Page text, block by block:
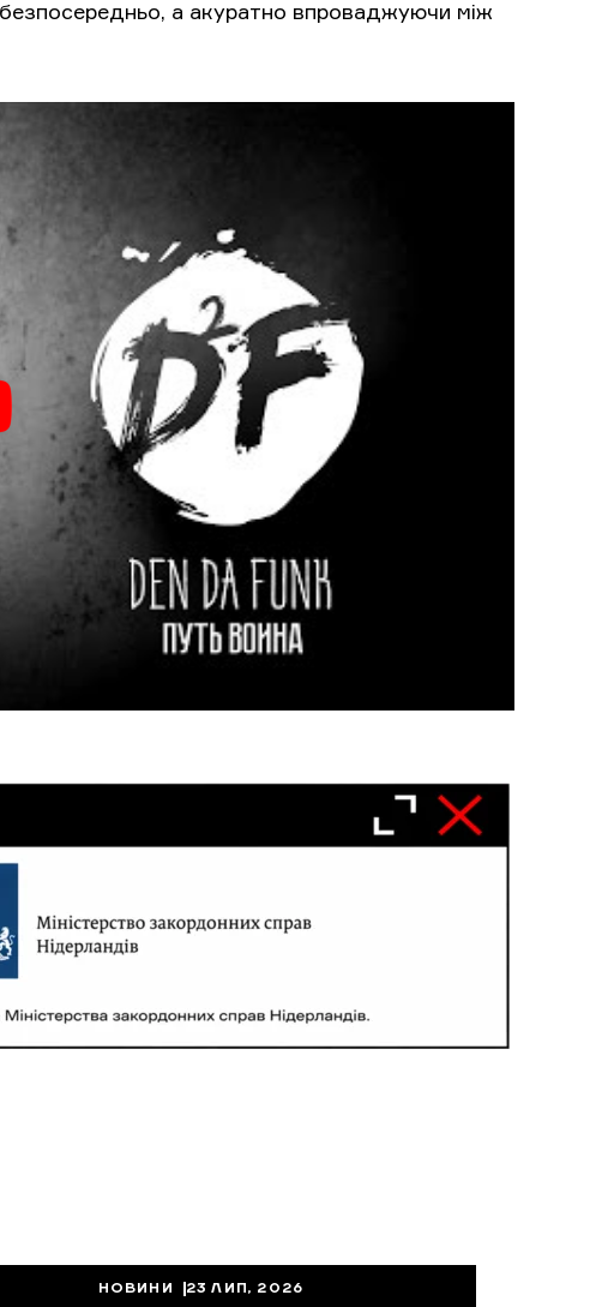
безпосередньо, а акуратно впроваджуючи між
НОВИНИ 23 ЛИП, 2026